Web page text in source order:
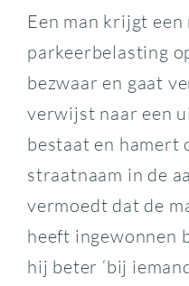
Een man krijgt
parkeerbelasting
bezwaar en gaat
verwijst naar een
bestaat en hamert
straatnaam in de
vermoedt dat de
heeft ingewonnen
hij beter ‘bij